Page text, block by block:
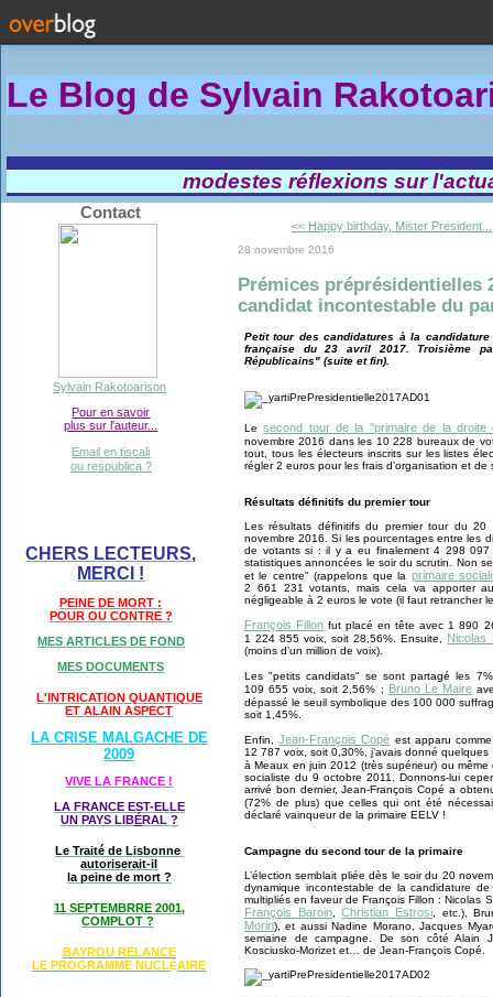
Le Blog de Sylvain Rakotoa
modestes réflexions sur
Contact
Sylvain Rakotoarison
Pour en savoir
plus sur l'auteur...
Email en tiscali
ou respublica ?
CHERS LECTEURS,
MERCI !
PEINE DE MORT :
POUR OU CONTRE ?
MES ARTICLES DE FOND
MES DOCUMENTS
L'INTRICATION QUANTIQUE
ET ALAIN ASPECT
LA CRISE MALGACHE DE
2009
VIVE LA FRANCE !
LA FRANCE EST-ELLE
UN PAYS LIBÉRAL ?
Le Traité de Lisbonne
autoriserait-il
la peine de mort ?
11 SEPTEMBRRE 2001,
COMPLOT ?
BAYROU RELANCE
LE PROGRAMME NUCLÉAIRE
<< Happy birthday, Mister President...
28 novembre 2016
Prémices préprésidentielles
candidat incontestable du
Petit tour des candidatures à la
française du 23 avril 2017. Troisième
Républicains" (suite et fin).
Lesecond tour de la "primaire de la droite
novembre 2016 dans les 10 228 bureaux de
tout, tous les électeurs inscrits sur les listes
régler 2 euros pour les frais d’organisation et
Résultats définitifs du premier tour
Les résultats définitifs du premier tour du
novembre 2016. Si les pourcentages entre les
de votants si : il y a eu finalement 4 298
statistiques annoncées le soir du scrutin. Non
et le centre" (rappelons que la primaire
2 661 231 votants, mais cela va apporter
négligeable à 2 euros le vote (il faut retrancher
François Fillon fut placé en tête avec 1 890
1 224 855 voix, soit 28,56%. Ensuite, Nicolas
(moins d’un million de voix).
Les "petits candidats" se sont partagé les
109 655 voix, soit 2,56% ; Bruno Le Maire
dépassé le seuil symbolique des 100 000
soit 1,45%.
Enfin,Jean-François Copé est apparu
12 787 voix, soit 0,30%, j’avais donné
à Meaux en juin 2012 (très supérieur) ou
socialiste du 9 octobre 2011. Donnons-lui
arrivé bon dernier, Jean-François Copé a
(72% de plus) que celles qui ont été
déclaré vainqueur de la primaire EELV !
Campagne du second tour de la primaire
L’élection semblait pliée dès le soir du 20
dynamique incontestable de la candidature
multipliés en faveur de François Fillon : Nicolas
François Baroin,Christian Estrosi , etc.),
Morin), et aussi Nadine Morano, Jacques
semaine de campagne. De son côté Alain
Kosciusko-Morizet et… de Jean-François Copé.